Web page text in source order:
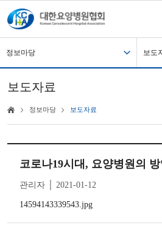
정보마당 보도
보도자료
정보마당 보도자료
코로나19시대, 요양병원의
관리자 │ 2021-01-12
14594143339543.jpg